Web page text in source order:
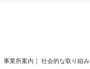
事業所案内 社会的な取り組み